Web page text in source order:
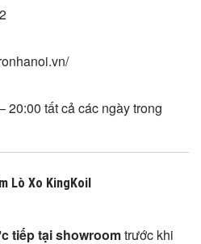
20:00 tất cả các ngày trong
Lò Xo KingKoil
tiếp tại showroomtrước khi